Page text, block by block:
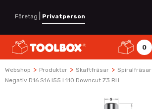
Företag Privatperson
0
Webshop > Produkter > Skaftfräsar > Spiralfräsar
Negativ D16 S16 I55 L110 Downcut Z3 RH